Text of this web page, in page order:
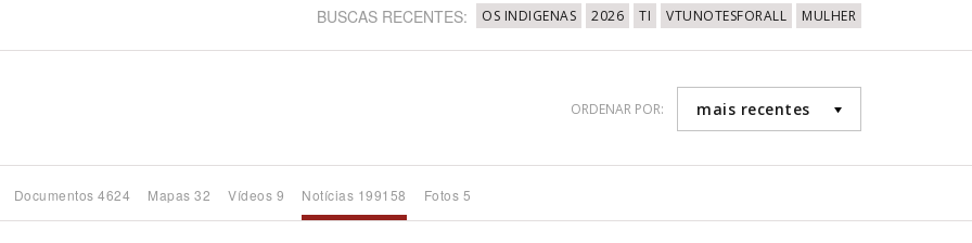
BUSCAS RECENTES: OS INDIGENAS 2026 TI VTUNOTESFORALL MULHER
ORDENAR POR: mais recentes
Documentos 4624 Mapas 32 Vídeos 9 Notícias 199158 Fotos 5